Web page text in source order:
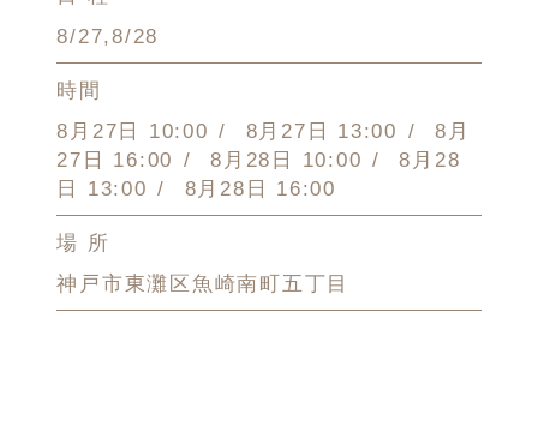
8/27,8/28
時間
8月27日 10:00
8月27日 13:00
8月
27日 16:00
8月28日 10:00
8月28
日 13:00
8月28日 16:00
場 所
神戸市東灘区魚崎南町五丁目